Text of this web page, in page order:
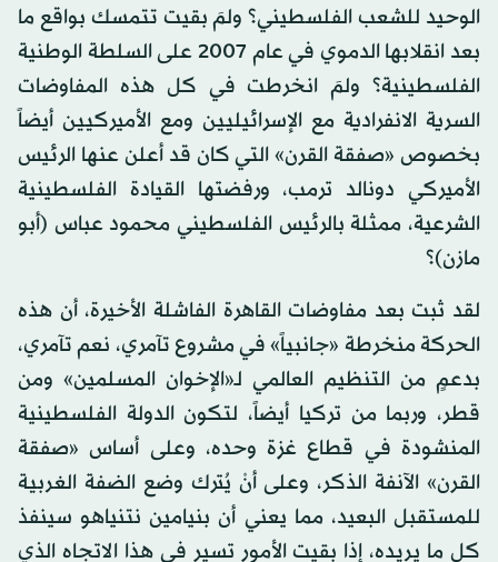
الوحيد للشعب الفلسطيني؟ ولمَ بقيت تتمسك بواقع ما
بعد انقلابها الدموي في عام 2007 على السلطة الوطنية
الفلسطينية؟ ولمَ انخرطت في كل هذه المفاوضات
السرية الانفرادية مع الإسرائيليين ومع الأميركيين أيضاً
بخصوص «صفقة القرن» التي كان قد أعلن عنها الرئيس
الأميركي دونالد ترمب، ورفضتها القيادة الفلسطينية
الشرعية، ممثلة بالرئيس الفلسطيني محمود عباس (أبو
مازن)؟
لقد ثبت بعد مفاوضات القاهرة الفاشلة الأخيرة، أن هذه
الحركة منخرطة «جانبياً» في مشروع تآمري، نعم تآمري،
بدعمٍ من التنظيم العالمي لـ«الإخوان المسلمين» ومن
قطر، وربما من تركيا أيضاً، لتكون الدولة الفلسطينية
المنشودة في قطاع غزة وحده، وعلى أساس «صفقة
القرن» الآنفة الذكر، وعلى أنْ يُترك وضع الضفة الغربية
للمستقبل البعيد، مما يعني أن بنيامين نتنياهو سينفذ
كل ما يريده، إذا بقيت الأمور تسير في هذا الاتجاه الذي